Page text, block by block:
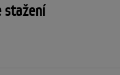
stažení